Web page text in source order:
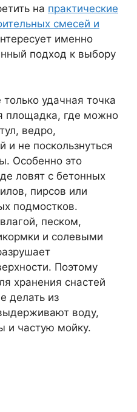
на практические
смесей и
именно
подход к выбору
удачная точка
площадка, где можно
ведро,
и не поскользнуться
Особенно это
ловят с бетонных
пирсов или
подмостков.
песком,
и солевыми
Поэтому
хранения снастей
делать из
воду,
и частую мойку.